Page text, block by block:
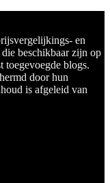
en
beschikbaar zijn op
toegevoegde blogs.
door hun
is afgeleid van